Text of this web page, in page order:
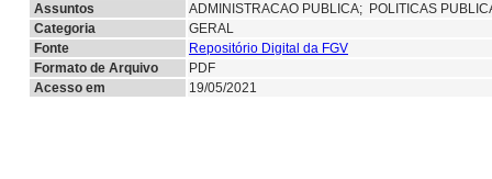
Assuntos
ADMINISTRACAO PUBLICA; POLITICAS
Categoria
GERAL
Fonte
Repositório Digital da FGV
Formato de Arquivo
PDF
Acesso em
19/05/2021